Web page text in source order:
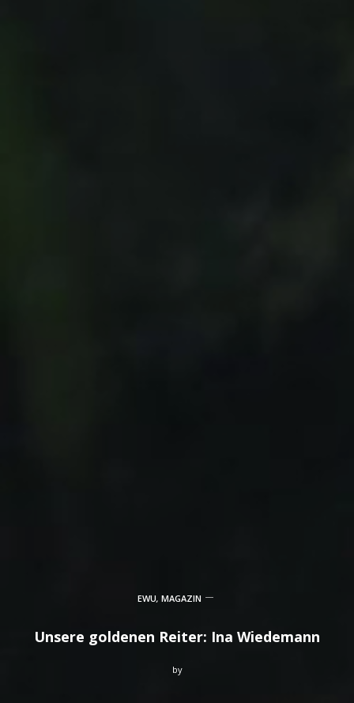
EWU, MAGAZIN
Unsere goldenen Reiter: Ina Wiedemann
by